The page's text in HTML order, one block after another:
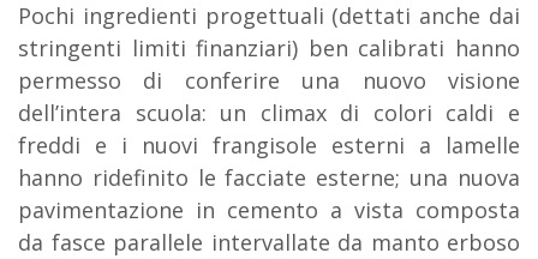
Pochi ingredienti progettuali (dettati anche dai
stringenti limiti finanziari) ben calibrati hanno
permesso di conferire una nuovo visione
dell’intera scuola: un climax di colori caldi e
freddi e i nuovi frangisole esterni a lamelle
hanno ridefinito le facciate esterne; una nuova
pavimentazione in cemento a vista composta
da fasce parallele intervallate da manto erboso